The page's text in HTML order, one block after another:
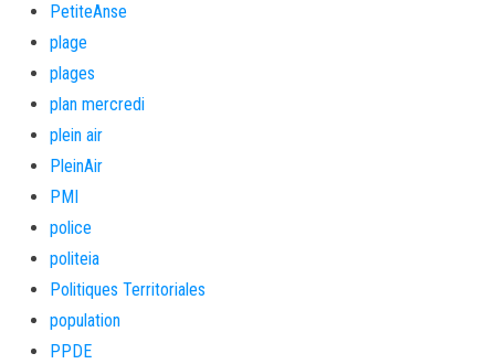
PetiteAnse
plage
plages
plan mercredi
plein air
PleinAir
PMI
police
politeia
Politiques Territoriales
population
PPDE